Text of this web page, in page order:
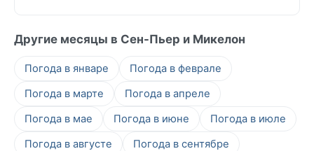
Другие месяцы в Сен-Пьер и Микелон
Погода в январе
Погода в феврале
Погода в марте
Погода в апреле
Погода в мае
Погода в июне
Погода в июле
Погода в августе
Погода в сентябре